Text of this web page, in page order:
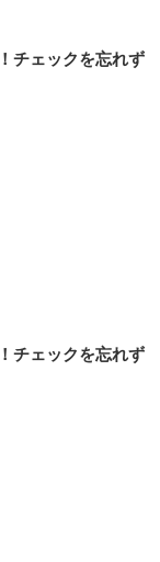
チェックを忘れず
チェックを忘れず